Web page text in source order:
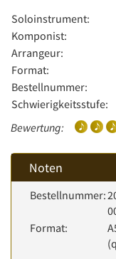
Soloinstrument:
Komponist:
Arrangeur:
Format:
Bestellnummer:
Schwierigkeitsstufe:
Bewertung:
Noten
Bestellnummer:
Format: